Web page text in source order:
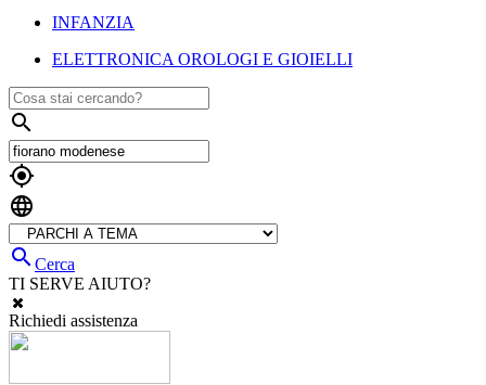
INFANZIA
ELETTRONICA OROLOGI E GIOIELLI



Cerca
TI SERVE AIUTO?
Richiedi assistenza